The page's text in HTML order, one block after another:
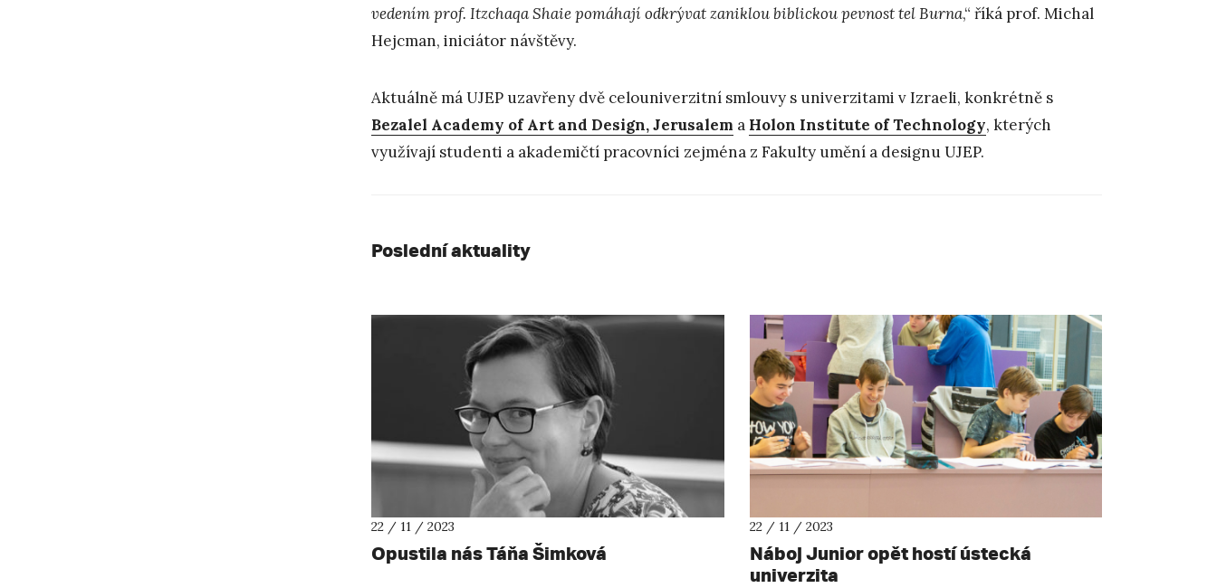
vedením prof. Itzchaqa Shaie pomáhají odkrývat zaniklou biblickou pevnost tel Burna,“ říká prof. Michal
Hejcman, iniciátor návštěvy.
Aktuálně má UJEP uzavřeny dvě celouniverzitní smlouvy s univerzitami v Izraeli, konkrétně s
Bezalel Academy of Art and Design, Jerusalem a Holon Institute of Technology, kterých
využívají studenti a akademičtí pracovníci zejména z Fakulty umění a designu UJEP.
Poslední aktuality
22 / 11 / 2023
Opustila nás Táňa Šimková
22 / 11 / 2023
Náboj Junior opět hostí ústecká
univerzita